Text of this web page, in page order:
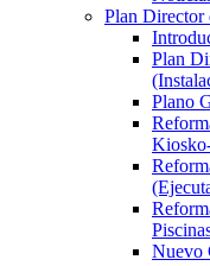
Plan Director
Plan
Plano
Nuevo